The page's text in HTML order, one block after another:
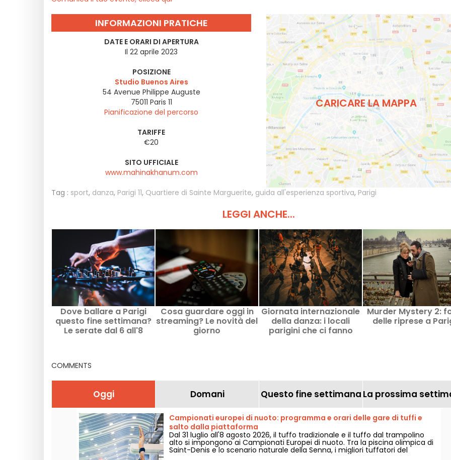
INFORMAZIONI PRATICHE
DATE E ORARI DI APERTURA
Il 22 aprile 2023
POSIZIONE
Studio Buenos Aires
54 Avenue Philippe Auguste
75011 Paris 11
Pianificazione del percorso
TARIFFE
€20
SITO UFFICIALE
www.mahinakhanum.com
CARICARE LA MAPPA
Tag : sport, danza, Parigi 11, Quartiere di Sainte Marguerite, guida all'esperienza sportiva, Parigi
LEGGI ANCHE...
Dove ballare a Parigi
questo fine settimana?
Le serate dal 6 all'8
Cosa guardare oggi in
streaming? Le novità del
giorno
Giornata internazionale
della danza: i locali
parigini che ci fanno
Murder Mystery 2:
delle riprese a
COMMENTS
Oggi Domani Questo fine settimana La prossima
Campionati europei di nuoto: programma e orari delle gare di tuffi e
salto dalla piattaforma
Dal 31 luglio all'8 agosto 2026, il tuffo tradizionale e il tuffo dal trampolino
alto si impongono ai Campionati Europei di nuoto. Tra la piscina olimpica di
Saint-Denis e lo scenario naturale della Senna, i migliori tuffatori del